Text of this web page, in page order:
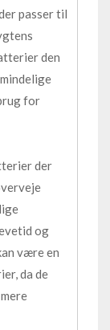
passer til
den
for
der
og
være en
da de